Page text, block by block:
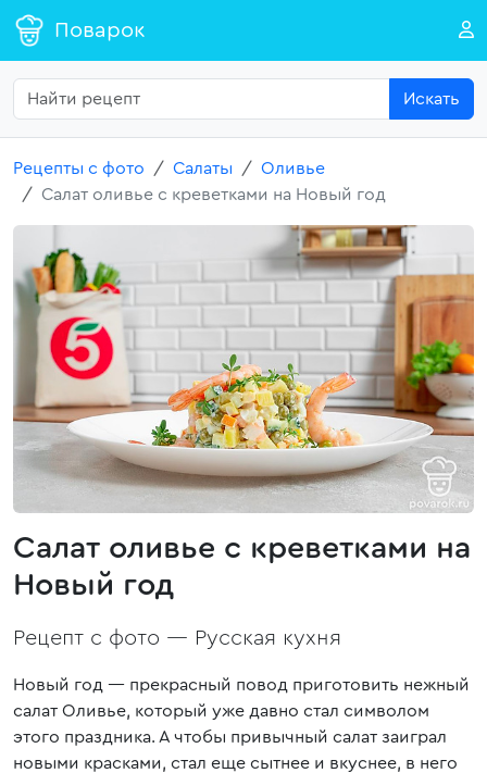
Поварок
Искать
Рецепты с фото Салаты
Оливье
Салат оливье с креветками на Новый год
Салат оливье с креветками на
Новый год
Рецепт с фото — Русская кухня
Новый год — прекрасный повод приготовить нежный
салат Оливье, который уже давно стал символом
этого праздника. А чтобы привычный салат заиграл
новыми красками, стал еще сытнее и вкуснее, в него